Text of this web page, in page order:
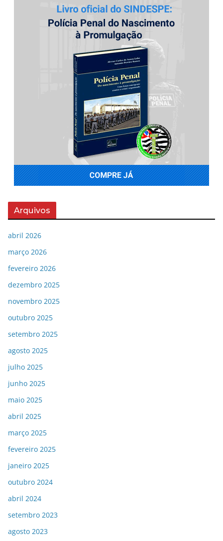
Arquivos
abril 2026
março 2026
fevereiro 2026
dezembro 2025
novembro 2025
outubro 2025
setembro 2025
agosto 2025
julho 2025
junho 2025
maio 2025
abril 2025
março 2025
fevereiro 2025
janeiro 2025
outubro 2024
abril 2024
setembro 2023
agosto 2023